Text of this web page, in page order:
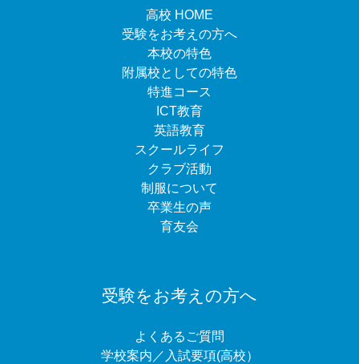
高校 HOME
受験をお考えの方へ
本校の特色
附属校としての特色
特進コース
ICT教育
英語教育
スクールライフ
クラブ活動
制服について
卒業生の声
育友会
受験をお考えの方へ
よくあるご質問
学校案内／入試要項(高校）